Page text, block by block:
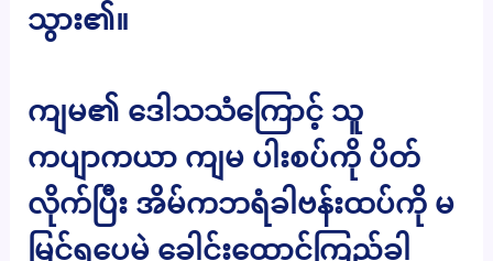
သွား၏။
ကျမ၏ ဒေါသသံကြောင့် သူ
ကပျာကယာ ကျမ ပါးစပ်ကို ပိတ်
လိုက်ပြီး အိမ်ကဘရံခါဗန်းထပ်ကို မ
မြင်ရပေမဲ့ ခေါင်းထောင်ကြည့်ခါ